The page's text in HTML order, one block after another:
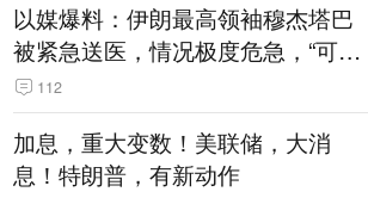
以媒爆料：伊朗最高领袖穆杰塔巴
被紧急送医，情况极度危急，“可能
随时会死去”
112
加息，重大变数！美联储，大消
息！特朗普，有新动作